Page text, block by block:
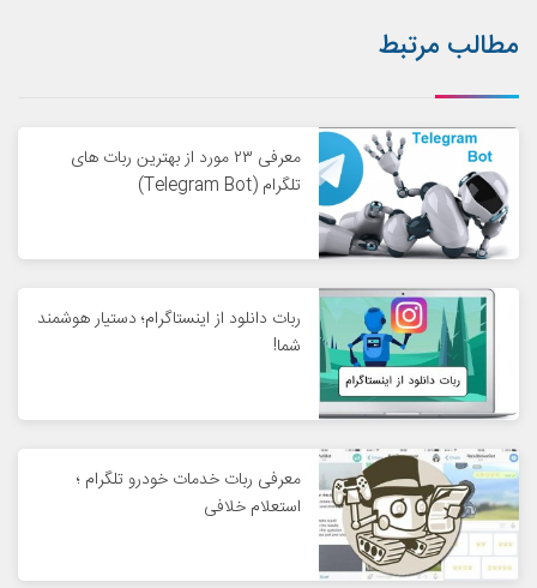
مطالب مرتبط
معرفی ۲۳ مورد از بهترین ربات های
تلگرام (Telegram Bot)
ربات دانلود از اینستاگرام؛ دستیار هوشمند
شما!
معرفی ربات خدمات خودرو تلگرام ؛
استعلام خلافی